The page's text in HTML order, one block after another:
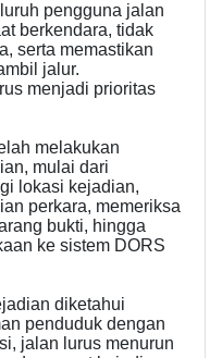
pengguna jalan
berkendara, tidak
serta memastikan
jalur.
menjadi prioritas
melakukan
mulai dari
lokasi kejadian,
perkara, memeriksa
bukti, hingga
ke sistem DORS
diketahui
penduduk dengan
jalan lurus menurun